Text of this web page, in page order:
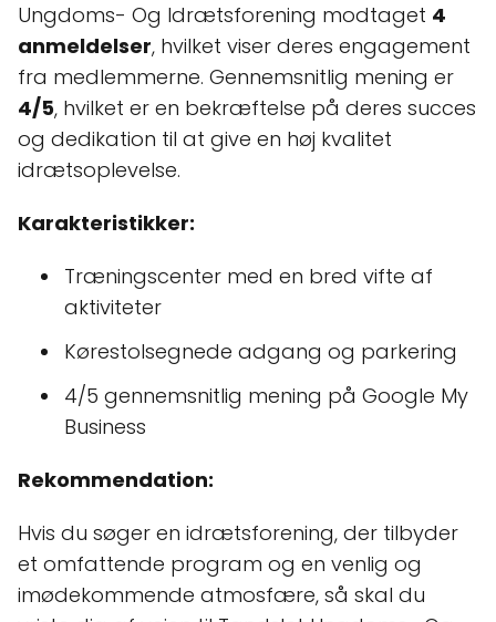
Ungdoms- Og Idrætsforening modtaget 4
anmeldelser, hvilket viser deres engagement
fra medlemmerne. Gennemsnitlig mening er
4/5, hvilket er en bekræftelse på deres succes
og dedikation til at give en høj kvalitet
idrætsoplevelse.
Karakteristikker:
Træningscenter med en bred vifte af
aktiviteter
Kørestolsegnede adgang og parkering
4/5 gennemsnitlig mening på Google My
Business
Rekommendation:
Hvis du søger en idrætsforening, der tilbyder
et omfattende program og en venlig og
imødekommende atmosfære, så skal du